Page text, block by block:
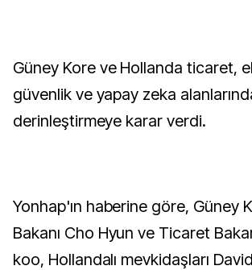
Güney Kore ve Hollanda ticaret, ekonomik
güvenlik ve yapay zeka
derinleştirmeye karar verdi.
Yonhap'ın haberine göre, Güney
Bakanı Cho Hyun ve Ticaret
koo, Hollandalı mevkidaşları